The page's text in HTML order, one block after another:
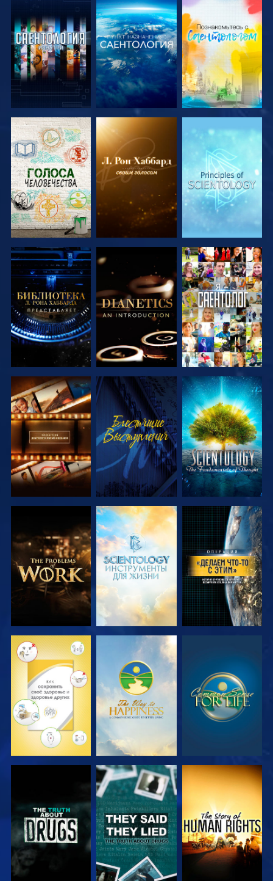
СМОТРЕТЬ
ПЕРЕДАЧИ
СМОТРЕТЬ
ПЕРЕДАЧИ
СМОТРЕТЬ
ПЕРЕДАЧИ
СМОТРЕТЬ
ПЕРЕДАЧИ
СМОТРЕТЬ
ПЕРЕДАЧИ
СМОТРЕТЬ
СМОТРЕТЬ
ПЕРЕДАЧИ
СМОТРЕТЬ
СМОТРЕТЬ
ПЕРЕДАЧИ
СМОТРЕТЬ
ПЕРЕДАЧИ
СМОТРЕТЬ
ПЕРЕДАЧИ
СМОТРЕТЬ
СМОТРЕТЬ СМОТРЕТЬ СМОТРЕТЬ
СМОТРЕТЬ СМОТРЕТЬ